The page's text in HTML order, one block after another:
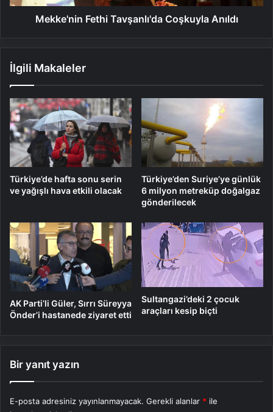
Mekke'nin Fethi Tavşanlı'da Coşkuyla Anıldı
İlgili Makaleler
Türkiye’de hafta sonu serin
ve yağışlı hava etkili olacak
Türkiye’den Suriye’ye günlük
6 milyon metreküp doğalgaz
gönderilecek
AK Parti’li Güler, Sırrı Süreyya
Önder’i hastanede ziyaret etti
Sultangazi’deki 2 çocuk
araçları kesip biçti
Bir yanıt yazın
E-posta adresiniz yayınlanmayacak. Gerekli alanlar * ile